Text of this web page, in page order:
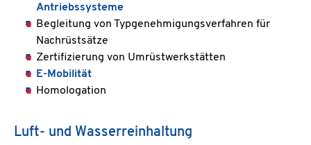
Antriebssysteme
Begleitung von Typgenehmigungsverfahren für
Nachrüstsätze
Zertifizierung von Umrüstwerkstätten
E-Mobilität
Homologation
Luft- und Wasserreinhaltung